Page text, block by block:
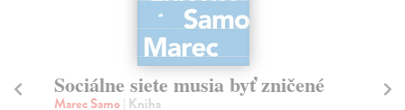
Sociálne siete musia byť zničené
Marec Samo| Kniha